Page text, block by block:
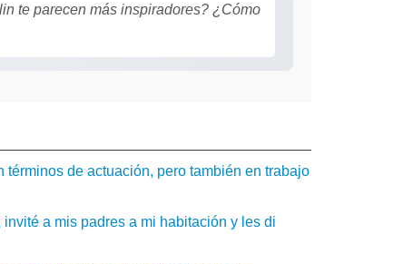
te parecen más inspiradores? ¿Cómo
de actuación, pero también en trabajo
a mis padres a mi habitación y les di